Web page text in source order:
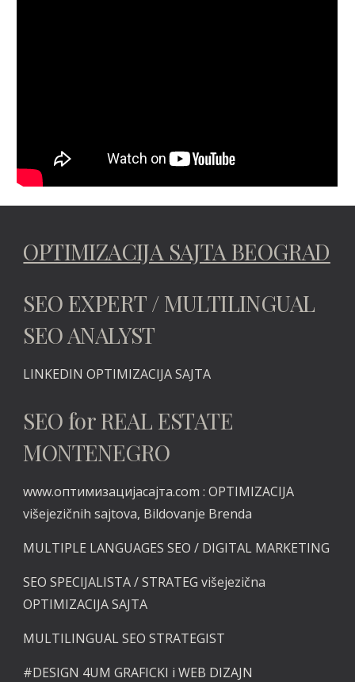
OPTIMIZACIJA SAJTA BEOGRAD
SEO EXPERT / MULTILINGUAL
SEO ANALYST
LINKEDINOPTIMIZACIJA SAJTA
SEO for REAL ESTATE
MONTENEGRO
www.оптимизацијасајта.com :OPTIMIZACIJA
višejezičnih sajtova, Bildovanje Brenda
MULTIPLE LANGUAGES SEO / DIGITAL MARKETING
SEO SPECIJALISTA / STRATEG višejezična
OPTIMIZACIJA SAJTA
MULTILINGUAL SEO STRATEGIST
#DESIGN 4UM GRAFICKI iWEB DIZAJN